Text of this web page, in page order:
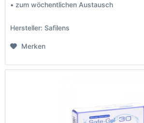
• zum wöchentlichen Austausch
Hersteller: Safilens
Merken